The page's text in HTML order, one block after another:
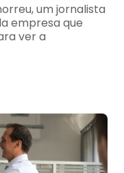
um jornalista
empresa que
ver a